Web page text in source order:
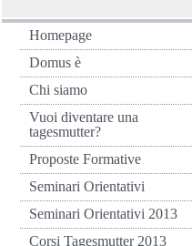
Homepage
Domus è
Chi siamo
Vuoi diventare una
tagesmutter?
Proposte Formative
Seminari Orientativi
Seminari Orientativi 2013
Corsi Tagesmutter 2013